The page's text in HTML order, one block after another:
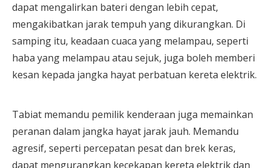
dapat mengalirkan bateri dengan lebih cepat,
mengakibatkan jarak tempuh yang dikurangkan. Di
samping itu, keadaan cuaca yang melampau, seperti
haba yang melampau atau sejuk, juga boleh memberi
kesan kepada jangka hayat perbatuan kereta elektrik.
Tabiat memandu pemilik kenderaan juga memainkan
peranan dalam jangka hayat jarak jauh. Memandu
agresif, seperti percepatan pesat dan brek keras,
dapat mengurangkan kecekapan kereta elektrik dan